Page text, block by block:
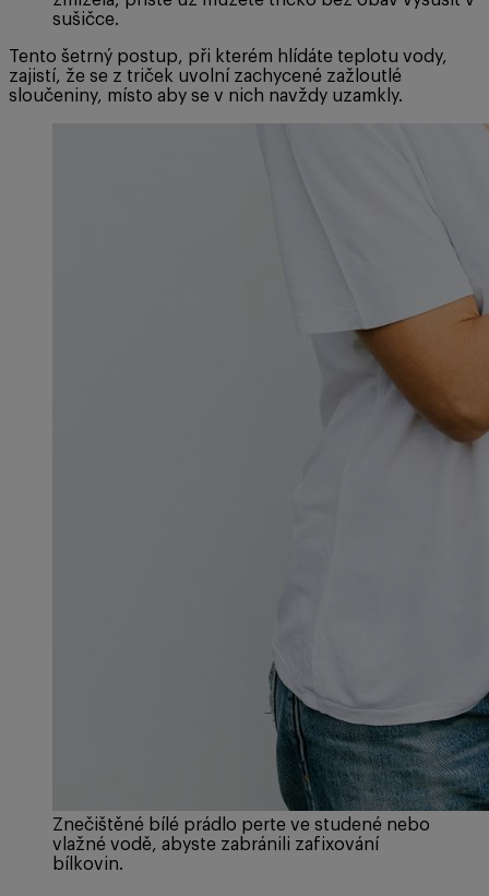
sušičce.
Tento šetrný postup, při kterém hlídáte teplotu vody,
zajistí, že se z triček uvolní zachycené zažloutlé
sloučeniny, místo aby se v nich navždy uzamkly.
Znečištěné bílé prádlo perte ve studené nebo
vlažné vodě, abyste zabránili zafixování
bílkovin.